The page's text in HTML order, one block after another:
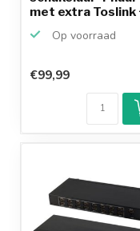
met extra Toslink
Op voorraad
€99,99